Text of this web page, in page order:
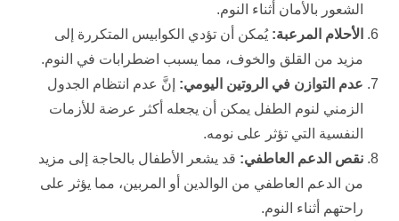
الشعور بالأمان أثناء النوم.
الأحلام المرعبة: يُمكن أن تؤدي الكوابيس المتكررة إلى
مزيد من القلق والخوف، مما يسبب اضطرابات في النوم.
عدم التوازن في الروتين اليومي: إنَّ عدم انتظام الجدول
الزمني لنوم الطفل يمكن أن يجعله أكثر عرضة للأزمات
النفسية التي تؤثر على نومه.
نقص الدعم العاطفي: قد يشعر الأطفال بالحاجة إلى مزيد
من الدعم العاطفي من الوالدين أو المربين، مما يؤثر على
راحتهم أثناء النوم.